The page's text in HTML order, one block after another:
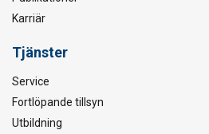
Karriär
Tjänster
Service
Fortlöpande tillsyn
Utbildning